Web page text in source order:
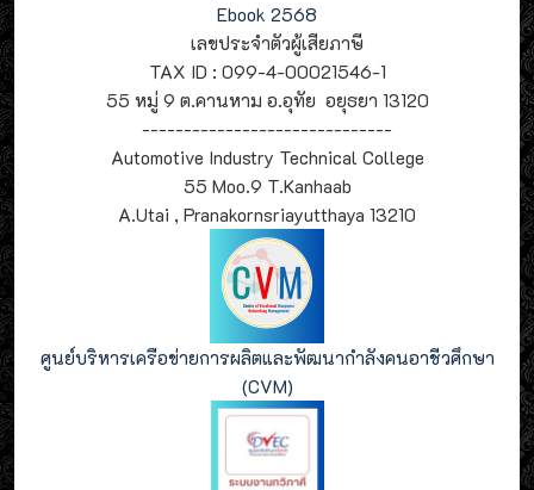
Ebook 2568
เลขประจำตัวผู้เสียภาษี
TAX ID : 099-4-00021546-1
55 หมู่ 9 ต.คานหาม อ.อุทัย อยุธยา 13120
------------------------------
Automotive Industry Technical College
55 Moo.9 T.Kanhaab
A.Utai , Pranakornsriayutthaya 13210
ศูนย์บริหารเครือข่ายการผลิตและพัฒนากำลังคนอาชีวศึกษา
(CVM)